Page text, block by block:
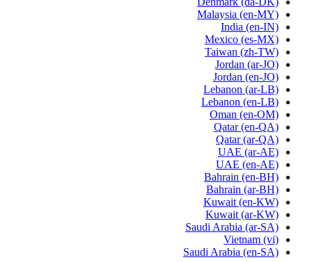
Malaysia (en-MY)
India (en-IN)
Mexico (es-MX)
Taiwan (zh-TW)
Jordan (ar-JO)
Jordan (en-JO)
Lebanon (ar-LB)
Lebanon (en-LB)
Oman (en-OM)
Qatar (en-QA)
Qatar (ar-QA)
UAE (ar-AE)
UAE (en-AE)
Bahrain (en-BH)
Bahrain (ar-BH)
Kuwait (en-KW)
Kuwait (ar-KW)
Saudi Arabia (ar-SA)
Vietnam (vi)
Saudi Arabia (en-SA)